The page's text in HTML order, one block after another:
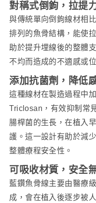
對稱式倒鉤，拉提
與傳統單向倒鉤線材相
排列的魚骨結構，能使
助於提升埋線後的整體
不均而造成的不適感或
添加抗菌劑，降低
這種線材在製造過程中
Triclosan，有效抑制常
腸桿菌的生長，在植入
護。這一設計有助於減
整體療程安全性。
可吸收材質，安全
藍鑽魚骨線主要由醫療
成，會在植入後逐步被